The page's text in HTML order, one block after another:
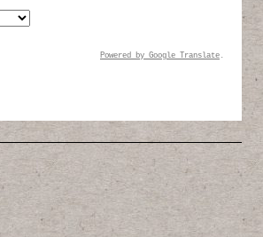
Powered by Google Translate .